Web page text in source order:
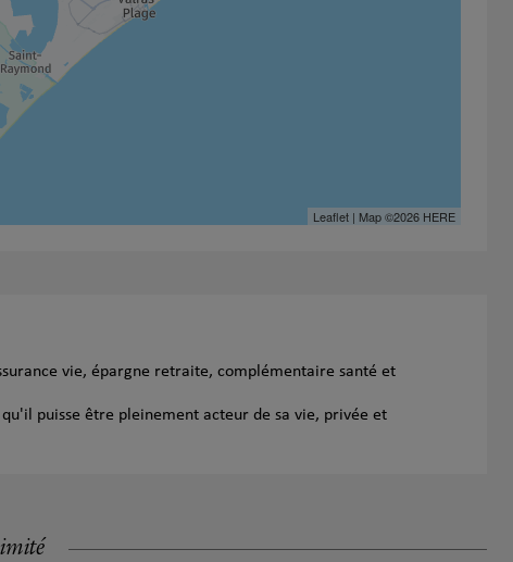
Leaflet| Map ©2026 HERE
vie, épargne retraite, complémentaire santé et
puisse être pleinement acteur de sa vie, privée et